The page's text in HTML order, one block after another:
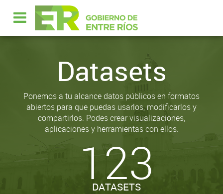
Datasets
Ponemos a tu alcance datos públicos en formatos
abiertos para que puedas usarlos, modificarlos y
compartirlos. Podes crear visualizaciones,
aplicaciones y herramientas con ellos.
123
DATASETS